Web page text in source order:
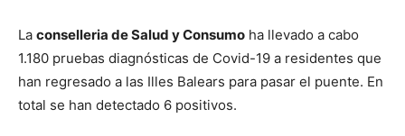
La conselleria de Salud y Consumo ha llevado a cabo
1.180 pruebas diagnósticas de Covid-19 a residentes que
han regresado a las Illes Balears para pasar el puente. En
total se han detectado 6 positivos.